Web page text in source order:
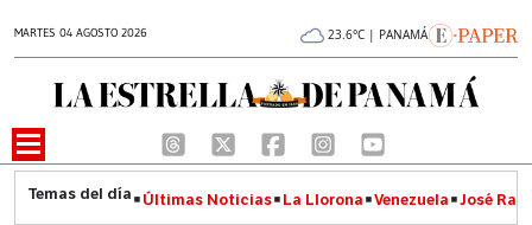
MARTES 04 AGOSTO 2026 23.6°C | PANAMÁ
Últimas Noticias La Llorona Venezuela José